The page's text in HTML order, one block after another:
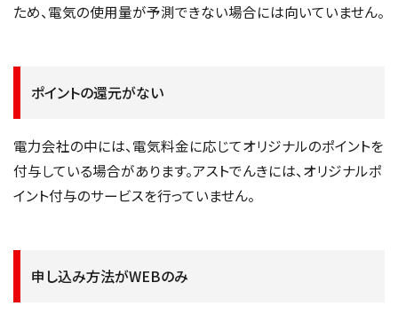
ため、電気の使用量が予測できない場合には向いていません。
ポイントの還元がない
電力会社の中には、電気料金に応じてオリジナルのポイントを
付与している場合があります。アストでんきには、オリジナルポ
イント付与のサービスを行っていません。
申し込み方法がWEBのみ